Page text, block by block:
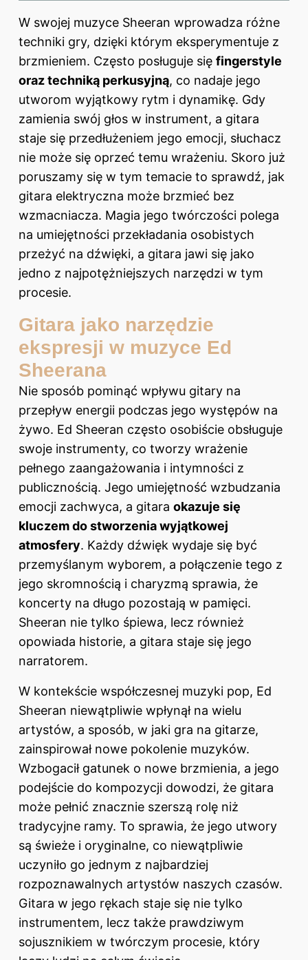
W swojej muzyce Sheeran wprowadza różne
techniki gry, dzięki którym eksperymentuje z
brzmieniem. Często posługuje się fingerstyle
oraz techniką perkusyjną, co nadaje jego
utworom wyjątkowy rytm i dynamikę. Gdy
zamienia swój głos w instrument, a gitara
staje się przedłużeniem jego emocji, słuchacz
nie może się oprzeć temu wrażeniu. Skoro już
poruszamy się w tym temacie to sprawdź, jak
gitara elektryczna może brzmieć bez
wzmacniacza. Magia jego twórczości polega
na umiejętności przekładania osobistych
przeżyć na dźwięki, a gitara jawi się jako
jedno z najpotężniejszych narzędzi w tym
procesie.
Gitara jako narzędzie
ekspresji w muzyce Ed
Sheerana
Nie sposób pominąć wpływu gitary na
przepływ energii podczas jego występów na
żywo. Ed Sheeran często osobiście obsługuje
swoje instrumenty, co tworzy wrażenie
pełnego zaangażowania i intymności z
publicznością. Jego umiejętność wzbudzania
emocji zachwyca, a gitara okazuje się
kluczem do stworzenia wyjątkowej
atmosfery. Każdy dźwięk wydaje się być
przemyślanym wyborem, a połączenie tego z
jego skromnością i charyzmą sprawia, że
koncerty na długo pozostają w pamięci.
Sheeran nie tylko śpiewa, lecz również
opowiada historie, a gitara staje się jego
narratorem.
W kontekście współczesnej muzyki pop, Ed
Sheeran niewątpliwie wpłynął na wielu
artystów, a sposób, w jaki gra na gitarze,
zainspirował nowe pokolenie muzyków.
Wzbogacił gatunek o nowe brzmienia, a jego
podejście do kompozycji dowodzi, że gitara
może pełnić znacznie szerszą rolę niż
tradycyjne ramy. To sprawia, że jego utwory
są świeże i oryginalne, co niewątpliwie
uczyniło go jednym z najbardziej
rozpoznawalnych artystów naszych czasów.
Gitara w jego rękach staje się nie tylko
instrumentem, lecz także prawdziwym
sojusznikiem w twórczym procesie, który